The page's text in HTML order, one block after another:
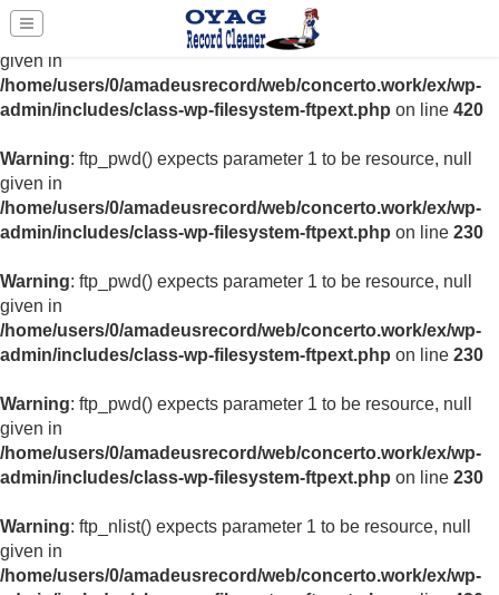
Warning
: ftp_nlist() expects parameter 1 to be resource, null
given in
/home/users/0/amadeusrecord/web/concerto.work/ex/wp-
admin/includes/class-wp-filesystem-ftpext.php on line 420
Warning: ftp_pwd() expects parameter 1 to be resource, null
given in
/home/users/0/amadeusrecord/web/concerto.work/ex/wp-
admin/includes/class-wp-filesystem-ftpext.php on line 230
Warning: ftp_pwd() expects parameter 1 to be resource, null
given in
/home/users/0/amadeusrecord/web/concerto.work/ex/wp-
admin/includes/class-wp-filesystem-ftpext.php on line 230
Warning: ftp_pwd() expects parameter 1 to be resource, null
given in
/home/users/0/amadeusrecord/web/concerto.work/ex/wp-
admin/includes/class-wp-filesystem-ftpext.php on line 230
Warning: ftp_nlist() expects parameter 1 to be resource, null
given in
/home/users/0/amadeusrecord/web/concerto.work/ex/wp-